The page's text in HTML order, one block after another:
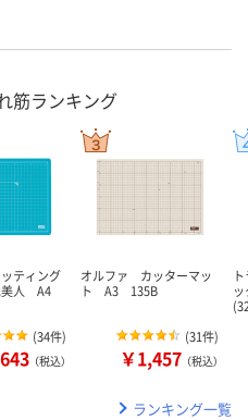
筋ランキング
ティング
美人 A4
(34件)
（税込）
オルファ カッターマッ
ト A3 135B
(31件)
￥1,457 （税込）
ランキング一覧